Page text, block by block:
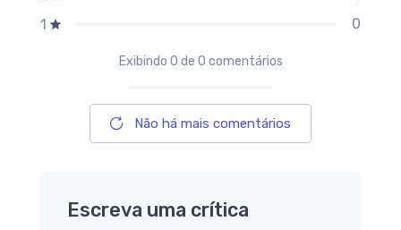
1
0
Exibindo 0 de 0 comentários
Não há mais comentários
Escreva uma crítica